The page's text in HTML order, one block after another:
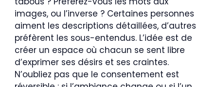
images, ou l’inverse ? Certaines personnes
aiment les descriptions détaillées, d’autres
préfèrent les sous-entendus. L’idée est de
créer un espace où chacun se sent libre
d’exprimer ses désirs et ses craintes.
N’oubliez pas que le consentement est